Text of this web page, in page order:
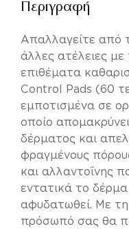
Περιγραφή
Απαλλαγείτε από
άλλες ατέλειες
επιθέματα
Control Pads (60
εμποτισμένα σε
οποίο
δέρματος και
φραγμένους
και αλλαντοΐνης
εντατικά το
αφυδατωθεί. Με
πρόσωπό σας θα